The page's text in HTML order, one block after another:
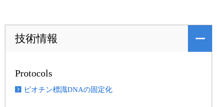
技術情報
Protocols
ビオチン標識DNAの固定化